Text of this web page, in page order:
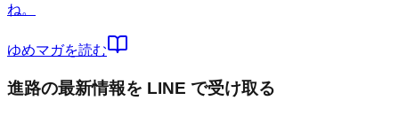
ね。
ゆめマガを読む
進路の最新情報を LINE で受け取る